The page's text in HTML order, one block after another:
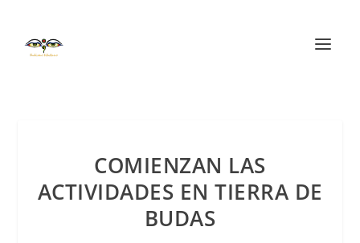
COMIENZAN LAS
ACTIVIDADES EN TIERRA DE
BUDAS